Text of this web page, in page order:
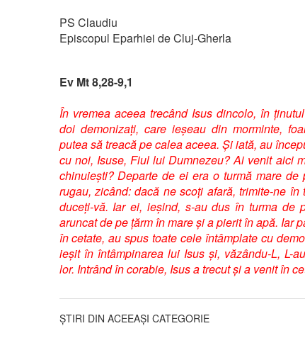
PS Claudiu
Episcopul Eparhiei de Cluj-Gherla
Ev Mt 8,28-9,1
În vremea aceea trecând Isus dincolo, în
doi demonizați, care ieșeau din morminte,
putea să treacă pe calea aceea. Și iată, au
cu noi, Isuse, Fiul lui Dumnezeu? Ai venit aici
chinuiești? Departe de ei era o turmă mare de
rugau, zicând: dacă ne scoți afară, trimite-ne
duceți-vă. Iar ei, ieșind, s-au dus în turma de
aruncat de pe țărm în mare și a pierit în apă. Iar
în cetate, au spus toate cele întâmplate cu
ieșit în întâmpinarea lui Isus și, văzându-L, L-
lor. Intrând în corabie, Isus a trecut și a venit în
ȘTIRI DIN ACEEAȘI CATEGORIE